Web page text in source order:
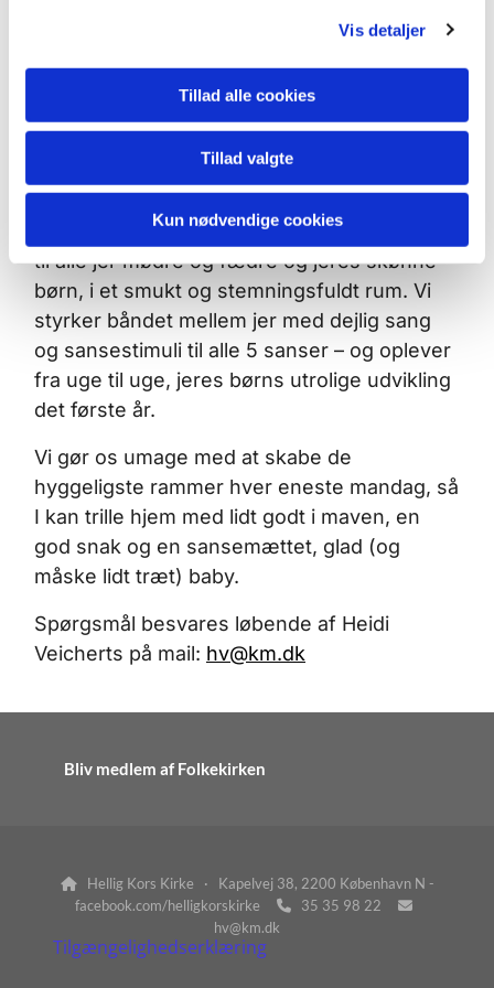
Vis detaljer
Tillad alle cookies
Tillad valgte
Kun nødvendige cookies
Hvad er Babysalmesang:
hver mandag en meningsfuld barselsboble
til alle jer mødre og fædre og jeres skønne
børn, i et smukt og stemningsfuldt rum. Vi
styrker båndet mellem jer med dejlig sang
og sansestimuli til alle 5 sanser – og oplever
fra uge til uge, jeres børns utrolige udvikling
det første år.
Vi gør os umage med at skabe de
hyggeligste rammer hver eneste mandag, så
I kan trille hjem med lidt godt i maven, en
god snak og en sansemættet, glad (og
måske lidt træt) baby.
Spørgsmål besvares løbende af Heidi
Veicherts på mail: hv@km.dk
Bliv medlem af Folkekirken
Hellig Kors Kirke · Kapelvej 38, 2200 København N -
facebook.com/helligkorskirke
 35 35 98 22 
hv@km.dk
Tilgængelighedserklæring